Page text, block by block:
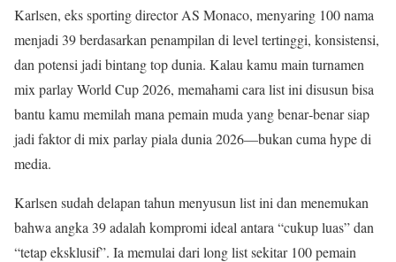
Karlsen, eks sporting director AS Monaco, menyaring 100 nama
menjadi 39 berdasarkan penampilan di level tertinggi, konsistensi,
dan potensi jadi bintang top dunia. Kalau kamu main turnamen
mix parlay World Cup 2026, memahami cara list ini disusun bisa
bantu kamu memilah mana pemain muda yang benar‑benar siap
jadi faktor di mix parlay piala dunia 2026—bukan cuma hype di
media.
Karlsen sudah delapan tahun menyusun list ini dan menemukan
bahwa angka 39 adalah kompromi ideal antara “cukup luas” dan
“tetap eksklusif”. Ia memulai dari long list sekitar 100 pemain